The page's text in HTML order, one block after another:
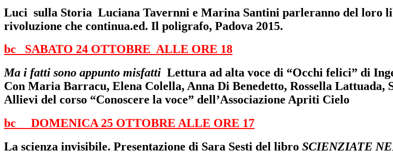
Luci sulla Storia Luciana Tavernni e Marina Santini parleranno del
rivoluzione che continua.ed. Il poligrafo, Padova 2015.
bc SABATO 24 OTTOBRE ALLE ORE 18
Ma i fatti sono appunto misfatti Lettura ad alta voce di “Occhi felici” di
Con Maria Barracu, Elena Colella, Anna Di Benedetto, Rossella Lattuada,
Allievi del corso “Conoscere la voce” dell’Associazione Apriti Cielo
bc
DOMENICA 25 OTTOBRE ALLE ORE 17
La scienza invisibile. Presentazione di Sara Sesti del libro SCIENZIATE